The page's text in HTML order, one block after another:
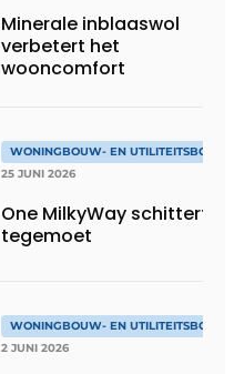
Minerale inblaaswol
verbetert het
wooncomfort
WONINGBOUW- EN UTILITEITSBOUW
25 JUNI 2026
One MilkyWay schittert je
tegemoet
WONINGBOUW- EN UTILITEITSBOUW
2 JUNI 2026